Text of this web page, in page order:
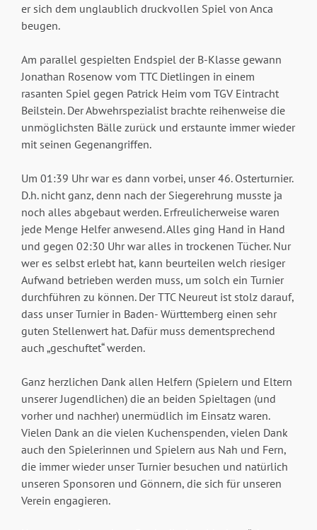
er sich dem unglaublich druckvollen Spiel von Anca
beugen.
Am parallel gespielten Endspiel der B-Klasse gewann
Jonathan Rosenow vom TTC Dietlingen in einem
rasanten Spiel gegen Patrick Heim vom TGV Eintracht
Beilstein. Der Abwehrspezialist brachte reihenweise die
unmöglichsten Bälle zurück und erstaunte immer wieder
mit seinen Gegenangriffen.
Um 01:39 Uhr war es dann vorbei, unser 46. Osterturnier.
D.h. nicht ganz, denn nach der Siegerehrung musste ja
noch alles abgebaut werden. Erfreulicherweise waren
jede Menge Helfer anwesend. Alles ging Hand in Hand
und gegen 02:30 Uhr war alles in trockenen Tücher. Nur
wer es selbst erlebt hat, kann beurteilen welch riesiger
Aufwand betrieben werden muss, um solch ein Turnier
durchführen zu können. Der TTC Neureut ist stolz darauf,
dass unser Turnier in Baden- Württemberg einen sehr
guten Stellenwert hat. Dafür muss dementsprechend
auch „geschuftet“ werden.
Ganz herzlichen Dank allen Helfern (Spielern und Eltern
unserer Jugendlichen) die an beiden Spieltagen (und
vorher und nachher) unermüdlich im Einsatz waren.
Vielen Dank an die vielen Kuchenspenden, vielen Dank
auch den Spielerinnen und Spielern aus Nah und Fern,
die immer wieder unser Turnier besuchen und natürlich
unseren Sponsoren und Gönnern, die sich für unseren
Verein engagieren.